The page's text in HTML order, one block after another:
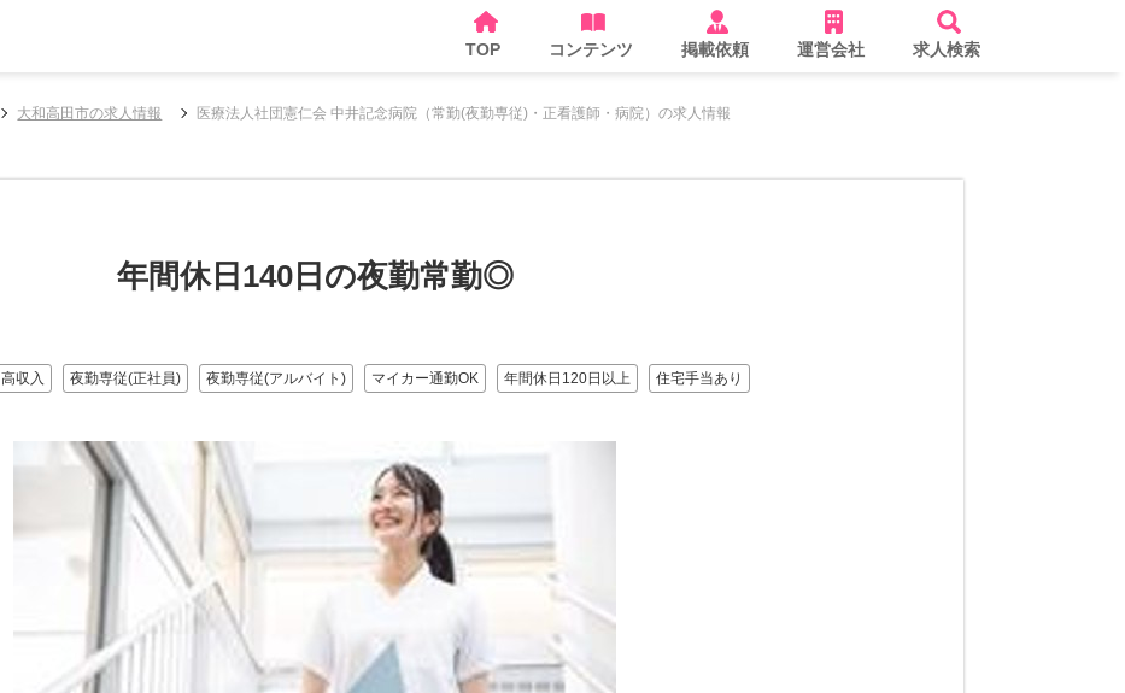
TOP コンテンツ 掲載依頼 運営会社 求人検索
大和高田市の求人情報 医療法人社団憲仁会 中井記念病院（常勤(夜勤専従)・正看護師・病院）の求人情報
年間休日140日の夜勤常勤◎
高収入 夜勤専従(正社員) 夜勤専従(アルバイト) マイカー通勤OK 年間休日120日以上 住宅手当あり